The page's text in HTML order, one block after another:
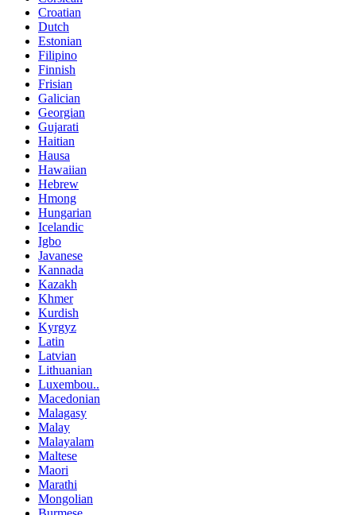
Croatian
Dutch
Estonian
Filipino
Finnish
Frisian
Galician
Georgian
Gujarati
Haitian
Hausa
Hawaiian
Hebrew
Hmong
Hungarian
Icelandic
Igbo
Javanese
Kannada
Kazakh
Khmer
Kurdish
Kyrgyz
Latin
Latvian
Lithuanian
Luxembou..
Macedonian
Malagasy
Malay
Malayalam
Maltese
Maori
Marathi
Mongolian